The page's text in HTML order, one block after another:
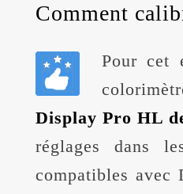
Comment
Pour cet
Display Pro HL
réglages dans
compatibles